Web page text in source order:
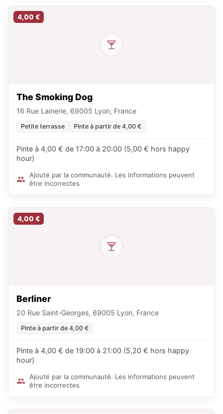
4,00 €
The Smoking Dog
16 Rue Lainerie, 69005 Lyon, France
Petite terrasse Pinte à partir de 4,00 €
Pinte à 4,00 € de 17:00 à 20:00 (5,00 € hors happy
hour)
Ajouté par la communauté. Les informations peuvent
être incorrectes
4,00 €
Berliner
20 Rue Saint-Georges, 69005 Lyon, France
Pinte à partir de 4,00 €
Pinte à 4,00 € de 19:00 à 21:00 (5,20 € hors happy
hour)
Ajouté par la communauté. Les informations peuvent
être incorrectes